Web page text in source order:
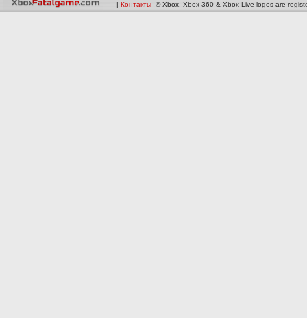
| Контакты © Xbox, Xbox 360 & Xbox Live logos are